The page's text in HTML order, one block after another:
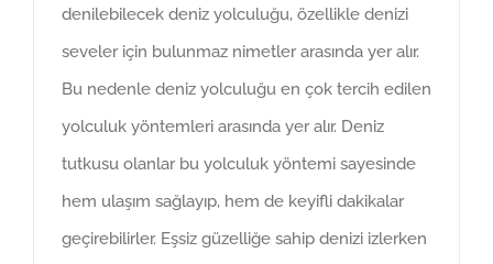
denilebilecek deniz yolculuğu, özellikle denizi
seveler için bulunmaz nimetler arasında yer alır.
Bu nedenle deniz yolculuğu en çok tercih edilen
yolculuk yöntemleri arasında yer alır. Deniz
tutkusu olanlar bu yolculuk yöntemi sayesinde
hem ulaşım sağlayıp, hem de keyifli dakikalar
geçirebilirler. Eşsiz güzelliğe sahip denizi izlerken